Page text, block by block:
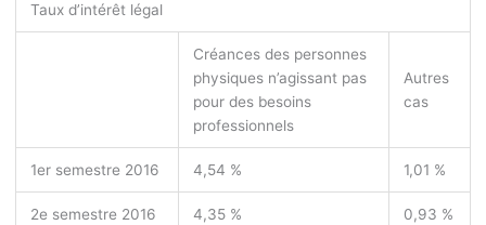
Taux d’intérêt légal
Créances des personnes
physiques n’agissant pas
pour des besoins
professionnels
Autres
cas
1er semestre 2016 4,54 % 1,01 %
2e semestre 2016 4,35 % 0,93 %